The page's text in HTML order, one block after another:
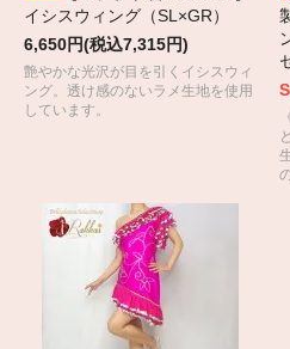
イシスウィング（SL×GR）
6,650円(税込7,315円)
艶やかな光沢が目を引くイシスウィ
ング。透け感のないラメ生地を使用
しています。